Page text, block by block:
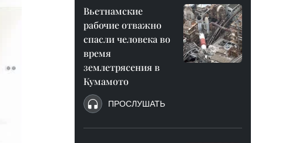
Вьетнамские
рабочие отважно
спасли человека во
время
землетрясения в
Кумамото
ПРОСЛУШАТЬ